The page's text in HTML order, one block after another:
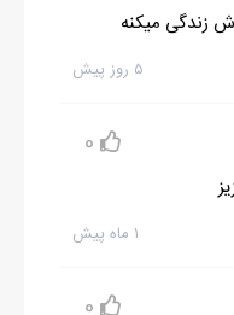
زندگی میکنه
۵ روز پیش
0
۱ ماه پیش